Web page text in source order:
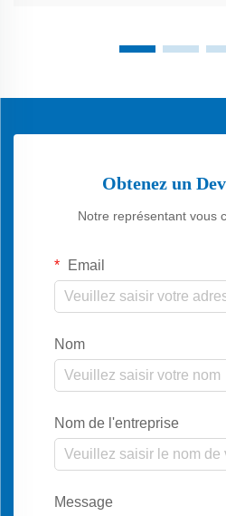
Obtenez un
Notre représentant vous
Email
Nom
Nom de l'entreprise
Message